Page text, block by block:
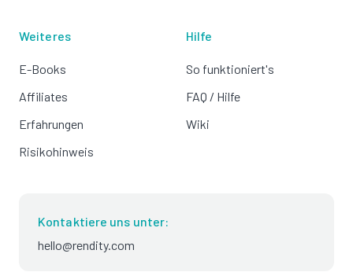
Weiteres
E-Books
Affiliates
Erfahrungen
Risikohinweis
Hilfe
So funktioniert's
FAQ / Hilfe
Wiki
Kontaktiere uns unter:
hello@rendity.com